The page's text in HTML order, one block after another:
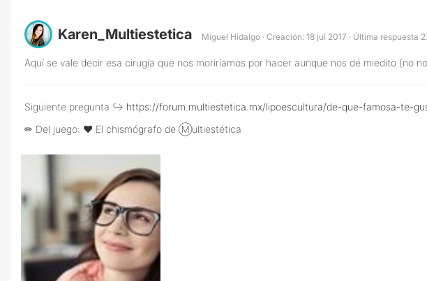
Karen_Multiestetica Miguel Hidalgo · Creación: 18 jul 2017 · Última respuesta
Aquí se vale decir esa cirugía que nos moriríamos por hacer aunque nos dé miedito (no
Siguiente pregunta ↪️ https://forum.multiestetica.mx/lipoescultura/de-que-famosa-te-
✏ Del juego: ❤ El chismógrafo de Ⓜ️ultiestética